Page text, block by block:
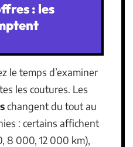
: les
le temps d’examiner
les coutures. Les
changent du tout au
: certains affichent
8 000, 12 000 km),